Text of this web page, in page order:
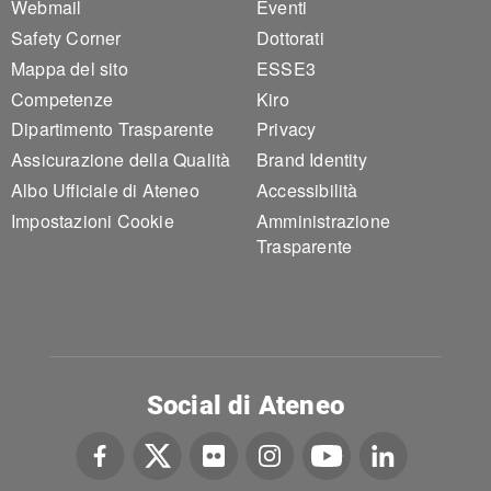
Webmail
Safety Corner
Mappa del sito
Competenze
Dipartimento Trasparente
Assicurazione della Qualità
Albo Ufficiale di Ateneo
Impostazioni Cookie
Eventi
Dottorati
ESSE3
Kiro
Privacy
Brand Identity
Accessibilità
Amministrazione
Trasparente
Social di Ateneo